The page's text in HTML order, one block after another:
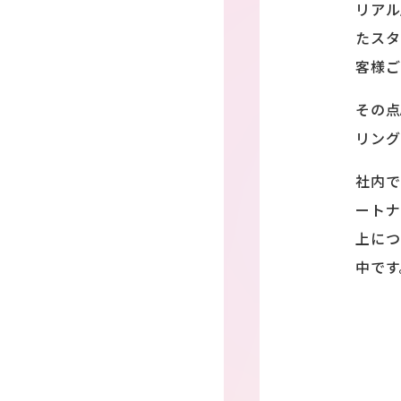
リア
たス
客様
その
リン
社内
ート
上に
中で